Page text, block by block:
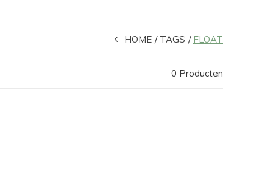
HOME TAGS FLOAT
0 Producten